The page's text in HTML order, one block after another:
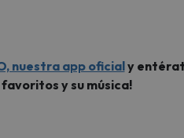
nuestra app oficialy
y su música!